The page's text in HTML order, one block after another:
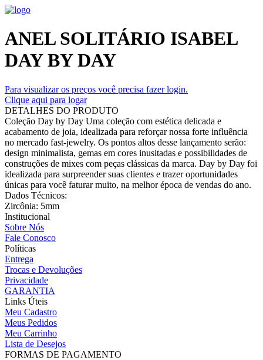
ANEL SOLITÁRIO ISABEL
DAY BY DAY
Para visualizar os preços você precisa fazer login.
Clique aqui para logar
DETALHES DO PRODUTO
Coleção Day by Day Uma coleção com estética delicada e
acabamento de joia, idealizada para reforçar nossa forte influência
no mercado fast-jewelry. Os pontos altos desse lançamento serão:
design minimalista, gemas em cores inusitadas e possibilidades de
construções de mixes com peças clássicas da marca. Day by Day foi
idealizada para surpreender suas clientes e trazer oportunidades
únicas para você faturar muito, na melhor época de vendas do ano.
Dados Técnicos:
Zircônia: 5mm
Institucional
Sobre Nós
Fale Conosco
Políticas
Entrega
Trocas e Devoluções
Privacidade
GARANTIA
Links Úteis
Meu Cadastro
Meus Pedidos
Meu Carrinho
Lista de Desejos
FORMAS DE PAGAMENTO